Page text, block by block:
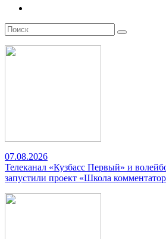
07.08.2026
Телеканал «Кузбасс Первый» и
запустили проект «Школа